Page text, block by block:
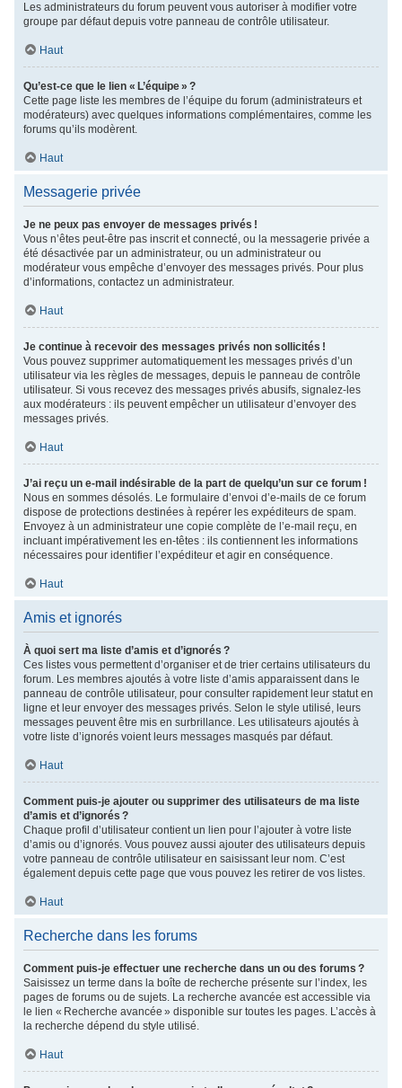
Les administrateurs du forum peuvent vous autoriser à modifier votre
groupe par défaut depuis votre panneau de contrôle utilisateur.
Haut
Qu’est-ce que le lien « L’équipe » ?
Cette page liste les membres de l’équipe du forum (administrateurs et
modérateurs) avec quelques informations complémentaires, comme les
forums qu’ils modèrent.
Haut
Messagerie privée
Je ne peux pas envoyer de messages privés !
Vous n’êtes peut-être pas inscrit et connecté, ou la messagerie privée a
été désactivée par un administrateur, ou un administrateur ou
modérateur vous empêche d’envoyer des messages privés. Pour plus
d’informations, contactez un administrateur.
Haut
Je continue à recevoir des messages privés non sollicités !
Vous pouvez supprimer automatiquement les messages privés d’un
utilisateur via les règles de messages, depuis le panneau de contrôle
utilisateur. Si vous recevez des messages privés abusifs, signalez-les
aux modérateurs : ils peuvent empêcher un utilisateur d’envoyer des
messages privés.
Haut
J’ai reçu un e-mail indésirable de la part de quelqu’un sur ce forum !
Nous en sommes désolés. Le formulaire d’envoi d’e-mails de ce forum
dispose de protections destinées à repérer les expéditeurs de spam.
Envoyez à un administrateur une copie complète de l’e-mail reçu, en
incluant impérativement les en-têtes : ils contiennent les informations
nécessaires pour identifier l’expéditeur et agir en conséquence.
Haut
Amis et ignorés
À quoi sert ma liste d’amis et d’ignorés ?
Ces listes vous permettent d’organiser et de trier certains utilisateurs du
forum. Les membres ajoutés à votre liste d’amis apparaissent dans le
panneau de contrôle utilisateur, pour consulter rapidement leur statut en
ligne et leur envoyer des messages privés. Selon le style utilisé, leurs
messages peuvent être mis en surbrillance. Les utilisateurs ajoutés à
votre liste d’ignorés voient leurs messages masqués par défaut.
Haut
Comment puis-je ajouter ou supprimer des utilisateurs de ma liste
d’amis et d’ignorés ?
Chaque profil d’utilisateur contient un lien pour l’ajouter à votre liste
d’amis ou d’ignorés. Vous pouvez aussi ajouter des utilisateurs depuis
votre panneau de contrôle utilisateur en saisissant leur nom. C’est
également depuis cette page que vous pouvez les retirer de vos listes.
Haut
Recherche dans les forums
Comment puis-je effectuer une recherche dans un ou des forums ?
Saisissez un terme dans la boîte de recherche présente sur l’index, les
pages de forums ou de sujets. La recherche avancée est accessible via
le lien « Recherche avancée » disponible sur toutes les pages. L’accès à
la recherche dépend du style utilisé.
Haut